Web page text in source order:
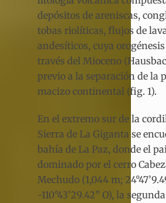
depósitos de areniscas,
tobas riolíticas, flujos de
andesíticos, cuya
través del Mioceno
previo a la separación de la
macizo continental (fig. 1).
En el extremo sur de la
Sierra de La Giganta se
bahía de La Paz, donde el
dominado por el cerro
Mechudo (1,044 m;
-110°43’29.42” O), la